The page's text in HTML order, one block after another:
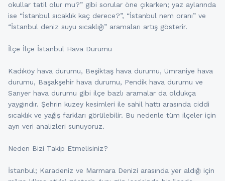
okullar tatil olur mu?” gibi sorular öne çıkarken; yaz aylarında
ise “İstanbul sıcaklık kaç derece?”, “İstanbul nem oranı” ve
“İstanbul deniz suyu sıcaklığı” aramaları artış gösterir.
İlçe İlçe İstanbul Hava Durumu
Kadıköy hava durumu, Beşiktaş hava durumu, Ümraniye hava
durumu, Başakşehir hava durumu, Pendik hava durumu ve
Sarıyer hava durumu gibi ilçe bazlı aramalar da oldukça
yaygındır. Şehrin kuzey kesimleri ile sahil hattı arasında ciddi
sıcaklık ve yağış farkları görülebilir. Bu nedenle tüm ilçeler için
ayrı veri analizleri sunuyoruz.
Neden Bizi Takip Etmelisiniz?
İstanbul; Karadeniz ve Marmara Denizi arasında yer aldığı için